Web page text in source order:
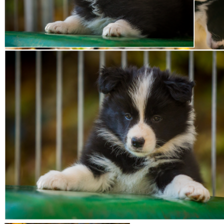
02|11|2015 – Broad­me­a­dows Corn­fla­ke Girl, »Fly«
02|11|2015 – Broad­me­a­dows Corn­fla­ke Girl, »Fly«
01|11|2015 – Broad­me­a­dows Corn­fla­ke Girl, »Fly«